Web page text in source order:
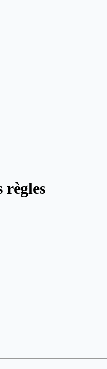
règles